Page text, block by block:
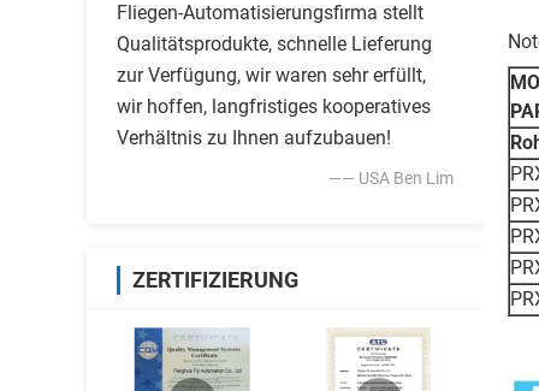
Fliegen-Automatisierungsfirma stellt
Qualitätsprodukte, schnelle Lieferung
zur Verfügung, wir waren sehr erfüllt,
wir hoffen, langfristiges kooperatives
Verhältnis zu Ihnen aufzubauen!
—— USA Ben Lim
ZERTIFIZIERUNG